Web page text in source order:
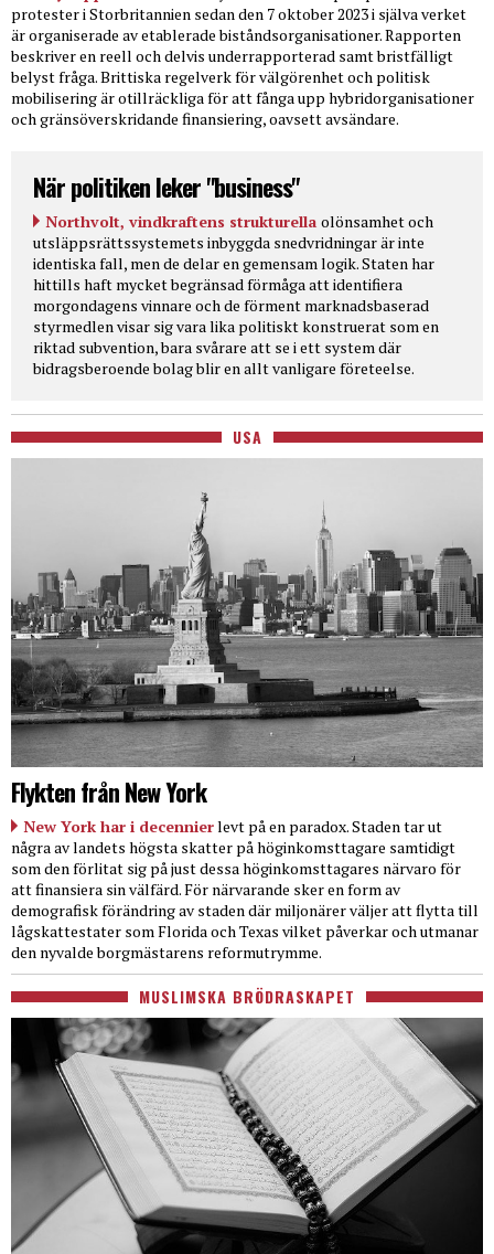
protester i Storbritannien sedan den 7 oktober 2023 i själva verket
är organiserade av etablerade biståndsorganisationer. Rapporten
beskriver en reell och delvis underrapporterad samt bristfälligt
belyst fråga. Brittiska regelverk för välgörenhet och politisk
mobilisering är otillräckliga för att fånga upp hybridorganisationer
och gränsöverskridande finansiering, oavsett avsändare.
När politiken leker "business"
Northvolt, vindkraftens strukturella olönsamhet och
utsläppsrättssystemets inbyggda snedvridningar är inte
identiska fall, men de delar en gemensam logik. Staten har
hittills haft mycket begränsad förmåga att identifiera
morgondagens vinnare och de förment marknadsbaserad
styrmedlen visar sig vara lika politiskt konstruerat som en
riktad subvention, bara svårare att se i ett system där
bidragsberoende bolag blir en allt vanligare företeelse.
USA
Flykten från New York
New York har i decennierlevt på en paradox. Staden tar ut
några av landets högsta skatter på höginkomsttagare samtidigt
som den förlitat sig på just dessa höginkomsttagares närvaro för
att finansiera sin välfärd. För närvarande sker en form av
demografisk förändring av staden där miljonärer väljer att flytta till
lågskattestater som Florida och Texas vilket påverkar och utmanar
den nyvalde borgmästarens reformutrymme.
MUSLIMSKA BRÖDRASKAPET